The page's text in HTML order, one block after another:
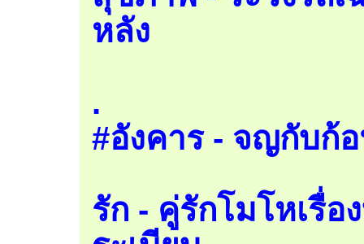
หลัง
.
#อังคาร - จญกับก้
รัก - คู่รักโมโหเรื่อ